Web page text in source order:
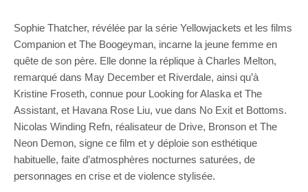
Sophie Thatcher, révélée par la série Yellowjackets et les films
Companion et The Boogeyman, incarne la jeune femme en
quête de son père. Elle donne la réplique à Charles Melton,
remarqué dans May December et Riverdale, ainsi qu’à
Kristine Froseth, connue pour Looking for Alaska et The
Assistant, et Havana Rose Liu, vue dans No Exit et Bottoms.
Nicolas Winding Refn, réalisateur de Drive, Bronson et The
Neon Demon, signe ce film et y déploie son esthétique
habituelle, faite d’atmosphères nocturnes saturées, de
personnages en crise et de violence stylisée.